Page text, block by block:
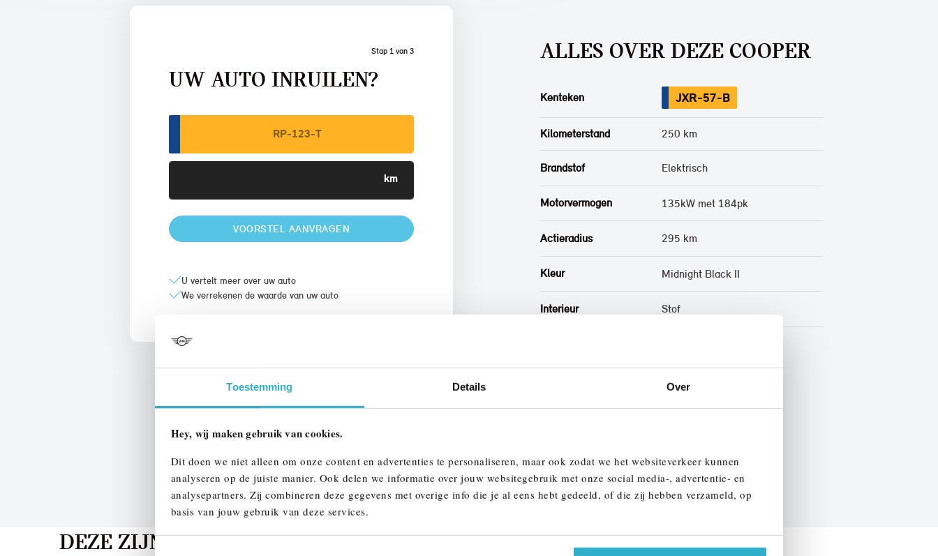
Toestemming Details Over
Hey, wij maken gebruik van cookies.
Dit doen we niet alleen om onze content en advertenties te personaliseren, maar ook zodat we het websiteverkeer kunnen
analyseren op de juiste manier. Ook delen we informatie over jouw websitegebruik met onze social media-, advertentie- en
analysepartners. Zij combineren deze gegevens met overige info die je al eens hebt gedeeld, of die zij hebben verzameld, op
basis van jouw gebruik van deze services.
Stap 1 van 3
UW AUTO INRUILEN?
VOORSTEL AANVRAGEN
U vertelt meer over uw auto
We verrekenen de waarde van uw auto
ALLES OVER DEZE COOPER
Kenteken JXR-57-B
Kilometerstand 250 km
Brandstof Elektrisch
Motorvermogen 135kW met 184pk
Actieradius 295 km
Kleur Midnight Black II
Interieur Stof
DEZE ZIJN VERGELIJKBAAR